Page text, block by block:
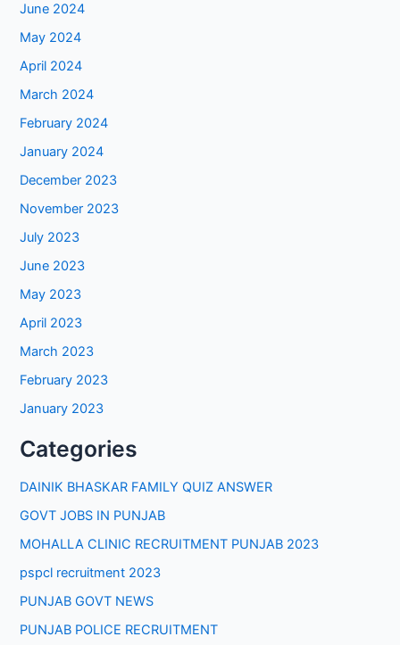
June 2024
May 2024
April 2024
March 2024
February 2024
January 2024
December 2023
November 2023
July 2023
June 2023
May 2023
April 2023
March 2023
February 2023
January 2023
Categories
DAINIK BHASKAR FAMILY QUIZ ANSWER
GOVT JOBS IN PUNJAB
MOHALLA CLINIC RECRUITMENT PUNJAB 2023
pspcl recruitment 2023
PUNJAB GOVT NEWS
PUNJAB POLICE RECRUITMENT